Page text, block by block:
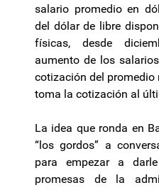
salario promedio en
del dólar de libre
físicas, desde
aumento de los
cotización del promedio
toma la cotización al
La idea que ronda en
“los gordos” a
para empezar a
promesas de la